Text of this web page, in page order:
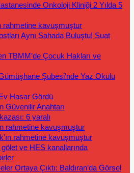
Onkoloji Kliniği 2 Yılda 5
rahmetine kavuşmuştur
Aynı Sahada Buluştu! Suat
TBMM’de Çocuk Hakları ve
Şubesi’nde Yaz Okulu
Hasar Gördü
Güvenilir Anahtarı
6 yaralı
rahmetine kavuşmuştur
rahmetine kavuşmuştur
ve HES kanallarında
Ortaya Çıktı: Baldıran’da Görsel